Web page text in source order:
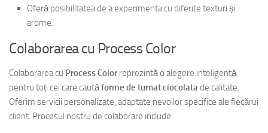
Oferă posibilitatea de a experimenta cu diferite texturi și
arome.
Colaborarea cu Process Color
Colaborarea cu Process Colorreprezintă o alegere inteligentă
pentru toți cei care cautăforme de turnat ciocolatade calitate.
Oferim servicii personalizate, adaptate nevoilor specifice ale fiecărui
client. Procesul nostru de colaborare include: